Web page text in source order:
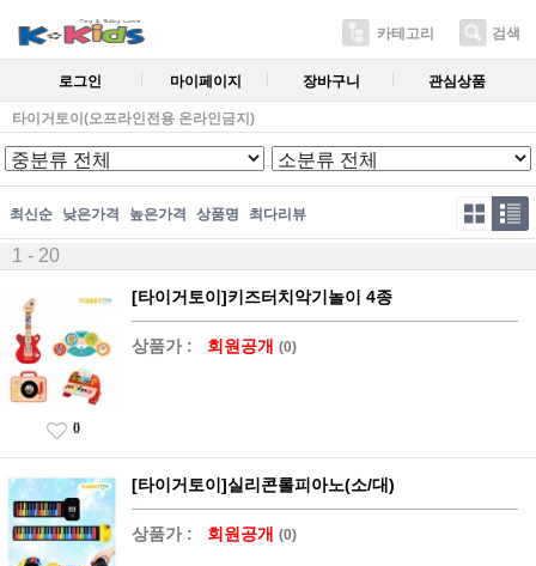
카테고리 검색
로그인 마이페이지 장바구니 관심상품
타이거토이(오프라인전용 온라인금지)
최신순 낮은가격 높은가격 상품명 최다리뷰
1 - 20
[타이거토이]키즈터치악기놀이 4종
상품가 : 회원공개 (0)
0
[타이거토이]실리콘롤피아노(소/대)
상품가 : 회원공개 (0)